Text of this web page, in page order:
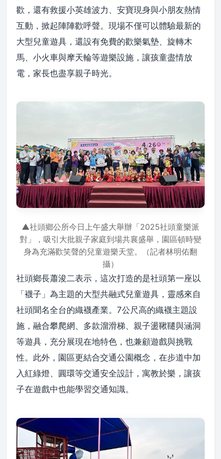
歡，還有救援小英雄波力、安寶現身與小朋友熱情
互動，掀起陣陣歡呼聲。現場不僅可以體驗最新的
大型兒童遊具，還設有免費的歡樂氣墊、旋轉木
馬、小火車與摩天輪等遊樂設施，讓孩童盡情放
電，家長也盡享親子時光。
▲社頭鄉公所今日上午盛大舉辦「2025社頭童樂派
對」，吸引大批親子家庭到場共襄盛舉，園區頓時變
身為充滿歡笑聲的兒童遊樂天堂。（記者林明佑翻
攝）
社頭鄉長蕭浚二表示，這次打造的是社頭第一座以
「襪子」為主題的大型共融式兒童遊具，靈感來自
社頭聞名全台的織襪產業。7公尺高的織襪主題設
施，融合攀爬網、多款溜滑梯、親子盪鞦韆與涵洞
等遊具，充分展現在地特色，也兼顧遊戲與挑戰
性。此外，園區更結合交通公園概念，在步道中加
入紅綠燈、圓環等交通安全設計，寓教於樂，讓孩
子在遊戲中也能學習交通知識。